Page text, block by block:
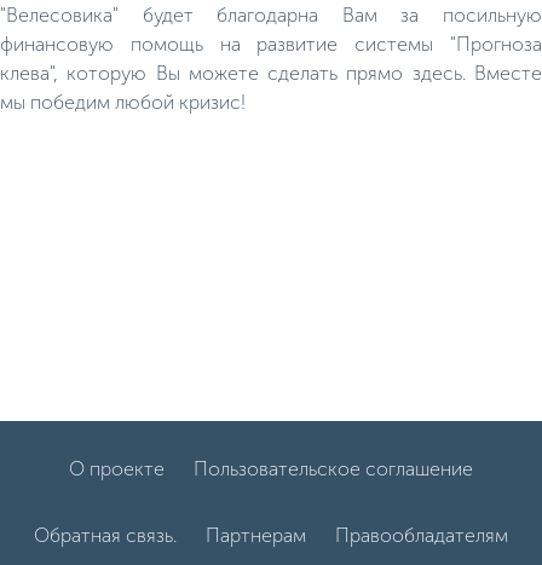
"Велесовика" будет благодарна Вам за посильную
финансовую помощь на развитие системы "Прогноза
клева", которую Вы можете сделать прямо здесь. Вместе
мы победим любой кризис!
О проекте Пользовательское соглашение
Обратная связь. Партнерам Правообладателям